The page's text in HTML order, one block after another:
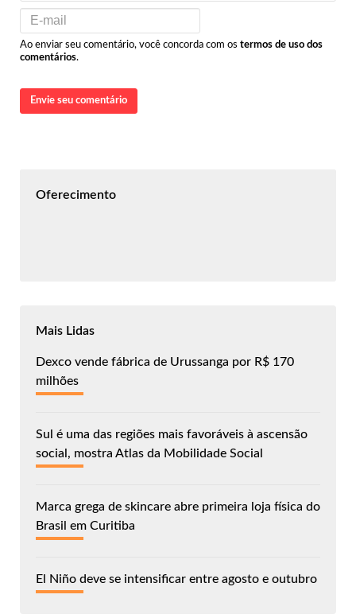
Ao enviar seu comentário, você concorda com os termos de uso dos
comentários.
Envie seu comentário
Oferecimento
Mais Lidas
Dexco vende fábrica de Urussanga por R$ 170
milhões
Sul é uma das regiões mais favoráveis à ascensão
social, mostra Atlas da Mobilidade Social
Marca grega de skincare abre primeira loja física do
Brasil em Curitiba
El Niño deve se intensificar entre agosto e outubro